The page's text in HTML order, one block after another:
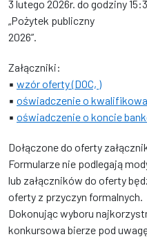
3 lutego 2026r. do godziny
„Pożytek publiczny
2026”.
Załączniki:
▪ wzór oferty (DOC, )
▪ oświadczenie o
▪ oświadczenie o koncie
Dołączone do oferty
Formularze nie podlegają
lub załączników do oferty
oferty z przyczyn formalnych.
Dokonując wyboru
konkursowa bierze pod